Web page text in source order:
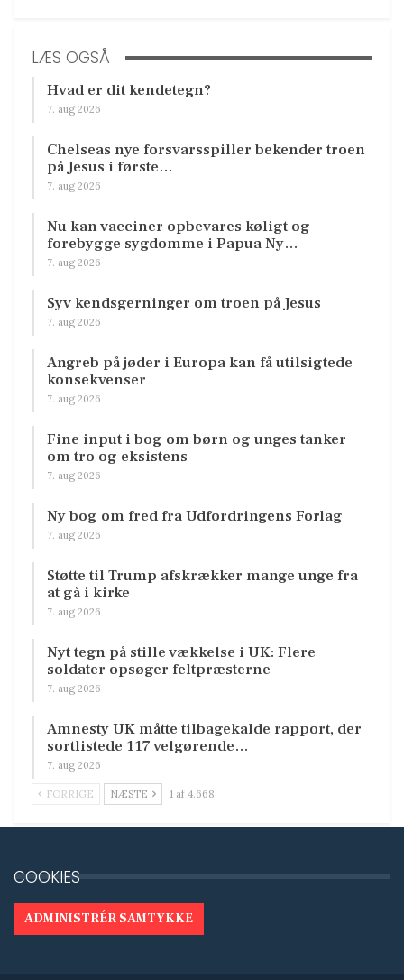
LÆS OGSÅ
Hvad er dit kendetegn?
7. aug 2026
Chelseas nye forsvarsspiller bekender troen
på Jesus i første…
7. aug 2026
Nu kan vacciner opbevares køligt og
forebygge sygdomme i Papua Ny…
7. aug 2026
Syv kendsgerninger om troen på Jesus
7. aug 2026
Angreb på jøder i Europa kan få utilsigtede
konsekvenser
7. aug 2026
Fine input i bog om børn og unges tanker
om tro og eksistens
7. aug 2026
Ny bog om fred fra Udfordringens Forlag
7. aug 2026
Støtte til Trump afskrækker mange unge fra
at gå i kirke
7. aug 2026
Nyt tegn på stille vækkelse i UK: Flere
soldater opsøger feltpræsterne
7. aug 2026
Amnesty UK måtte tilbagekalde rapport, der
sortlistede 117 velgørende…
7. aug 2026
FORRIGE NÆSTE 1 af 4.668
COOKIES
ADMINISTRÉR SAMTYKKE